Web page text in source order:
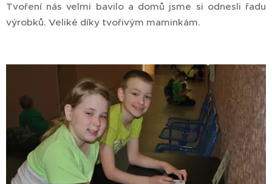
Tvoření nás velmi bavilo a domů jsme si odnesli řadu
výrobků. Veliké díky tvořivým maminkám.